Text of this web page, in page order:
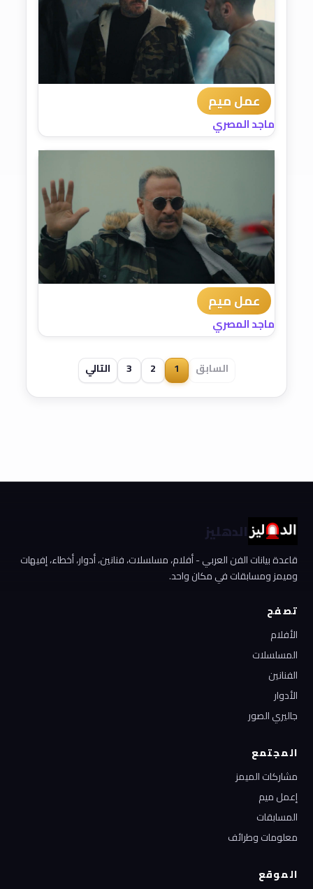
عمل ميم
ماجد المصري
عمل ميم
ماجد المصري
السابق 1
2
3 التالي
الدهليز
قاعدة بيانات الفن العربي - أفلام، مسلسلات، فنانين، أدوار، أخطاء، إفيهات
وميمز ومسابقات في مكان واحد.
تصفح
الأفلام
المسلسلات
الفنانين
الأدوار
جاليري الصور
المجتمع
مشاركات الميمز
إعمل ميم
المسابقات
معلومات وطرائف
الموقع